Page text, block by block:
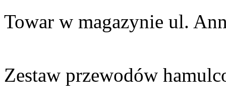
Towar w magazynie ul.
Zestaw przewodów